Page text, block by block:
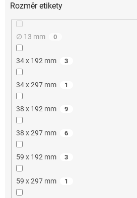
Rozměr etikety
∅ 13 mm 0
34 x 192 mm 3
34 x 297 mm 1
38 x 192 mm 9
38 x 297 mm 6
59 x 192 mm 3
59 x 297 mm 1